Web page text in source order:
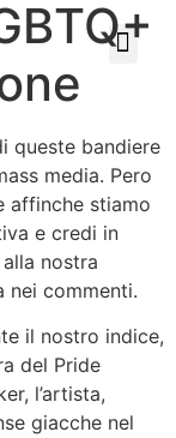
queste bandiere
media. Pero
affinche stiamo
e credi in
nostra
nei commenti.
il nostro indice,
del Pride
l’artista,
giacche nel